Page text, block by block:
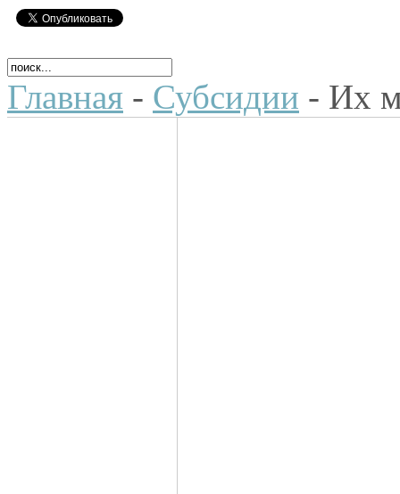
Главная - Субсидии - Их